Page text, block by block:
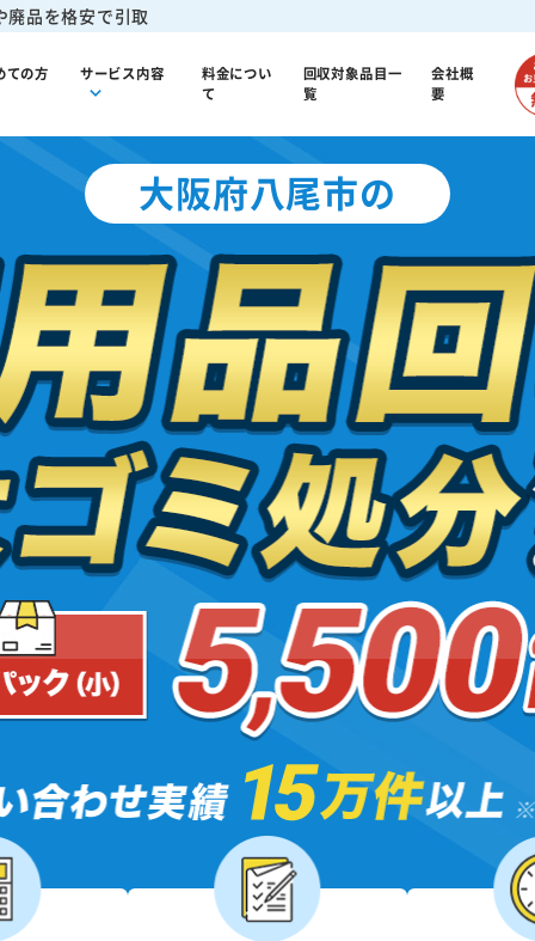
廃品を格安で引取
ての方 サービス内容
料金につい
て
回収対象品目一
覧
会社概
要
大阪府八尾市の